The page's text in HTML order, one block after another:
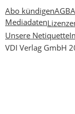
Abo kündigenAGB
Mediadaten
Unsere Netiquette
VDI Verlag GmbH